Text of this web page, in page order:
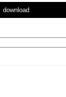
download